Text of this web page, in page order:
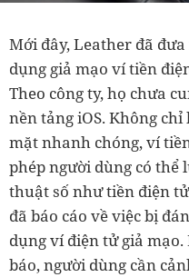
Mới đây, Leather đã
dụng giả mạo ví tiền
Theo công ty, họ chưa
nền tảng iOS. Không
mặt nhanh chóng, ví
phép người dùng có thể
thuật số như tiền điện
đã báo cáo về việc bị
dụng ví điện tử giả
báo, người dùng cần